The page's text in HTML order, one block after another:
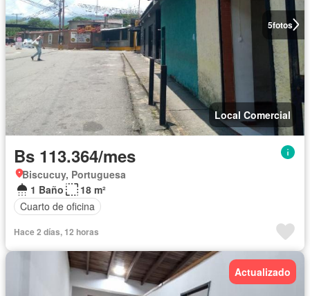
5fotos
Local Comercial
Bs 113.364/mes
Biscucuy, Portuguesa
1 Baño
18 m²
Cuarto de oficina
Hace 2 días, 12 horas
Actualizado